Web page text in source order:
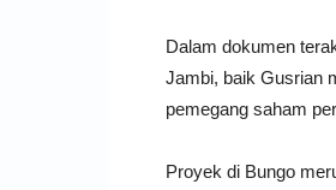
Dalam dokumen
Jambi, baik Gusrian
pemegang saham
Proyek di Bungo